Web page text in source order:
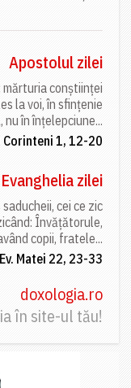
Apostolul zilei
conștiinței
la voi, în sfințenie
nu în înțelepciune...
Corinteni 1, 12-20
Evanghelia zilei
cei ce zic
Învățătorule,
copii, fratele...
Ev. Matei 22, 23-33
doxologia.ro
în site-ul tău!